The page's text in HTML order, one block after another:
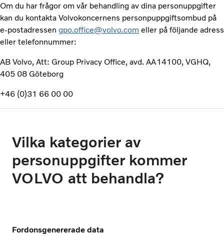
Om du har frågor om vår behandling av dina personuppgifter
kan du kontakta Volvokoncernens personpuppgiftsombud på
e-postadressen gpo.office@volvo.com eller på följande adress
eller telefonnummer:
AB Volvo, Att: Group Privacy Office, avd. AA14100, VGHQ,
405 08 Göteborg
+46 (0)31 66 00 00
Vilka kategorier av
personuppgifter kommer
VOLVO att behandla?
Fordonsgenererade data